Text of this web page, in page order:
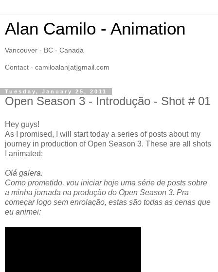
Alan Camilo - Animation
Vancouver - BC - Canada
Contact - camiloalan[at]gmail.com
Tuesday, January 25, 2011
Open Season 3 - Introdução - Shot # 01
Hey guys!
As I promised, I will start today a series of posts about my
journey in production of Open Season 3. These are all shots
I animated:
Olá galera.
Como prometido, vou iniciar hoje uma série de posts sobre
a minha jornada na produção do Open Season 3. Pra
começar logo sem enrolação, estas são todas as cenas que
eu animei: